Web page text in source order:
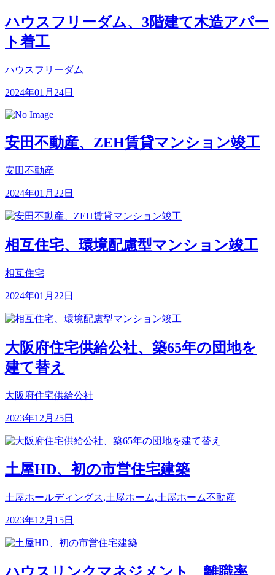
ハウスフリーダム、3階建て木造アパー
ト着工
ハウスフリーダム
2024年01月24日
安田不動産、ZEH賃貸マンション竣工
安田不動産
2024年01月22日
相互住宅、環境配慮型マンション竣工
相互住宅
2024年01月22日
大阪府住宅供給公社、築65年の団地を
建て替え
大阪府住宅供給公社
2023年12月25日
土屋HD、初の市営住宅建築
土屋ホールディングス,土屋ホーム,土屋ホーム不動産
2023年12月15日